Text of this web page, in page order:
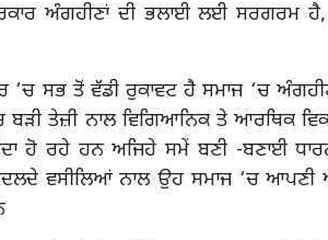
ਅੰਗਹੀਣਾਂ ਦੀ ਭਲਾਈ ਲਈ ਸਰਗਰਮ ਹੈ,
‘ਚ ਸਭ ਤੋਂ ਵੱਡੀ ਰੁਕਾਵਟ ਹੈ ਸਮਾਜ ‘ਚ
ਬੜੀ ਤੇਜ਼ੀ ਨਾਲ ਵਿਗਿਆਨਿਕ ਤੇ ਆਰਥਿਕ
ਹੋ ਰਹੇ ਹਨ ਅਜਿਹੇ ਸਮੇਂ ਬਣੀ -ਬਣਾਈ
ਵਸੀਲਿਆਂ ਨਾਲ ਉਹ ਸਮਾਜ ‘ਚ ਆਪਣੀ